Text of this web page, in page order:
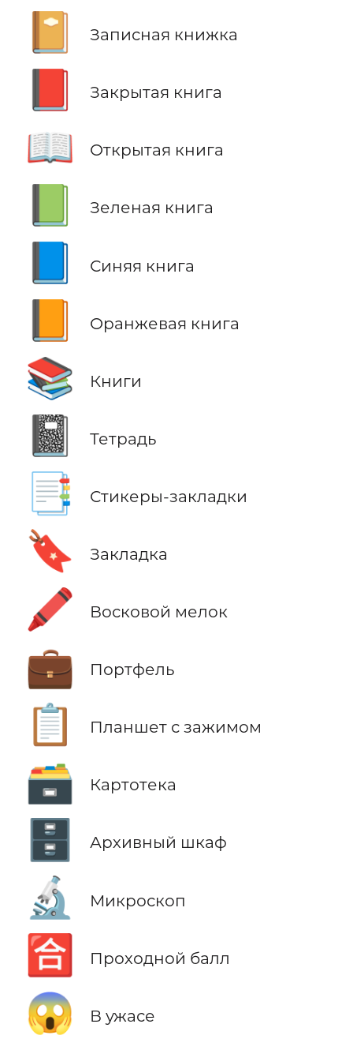
📔 Записная книжка
Закрытая книга
📖 Открытая книга
Зеленая книга
Синяя книга
Оранжевая книга
📚 Книги
📓 Тетрадь
📑 Стикеры-закладки
🔖 Закладка
🖍️ Восковой мелок
💼 Портфель
📋 Планшет с зажимом
🗃️ Картотека
🗄️ Архивный шкаф
🔬 Микроскоп
🈴 Проходной балл
😱 В ужасе